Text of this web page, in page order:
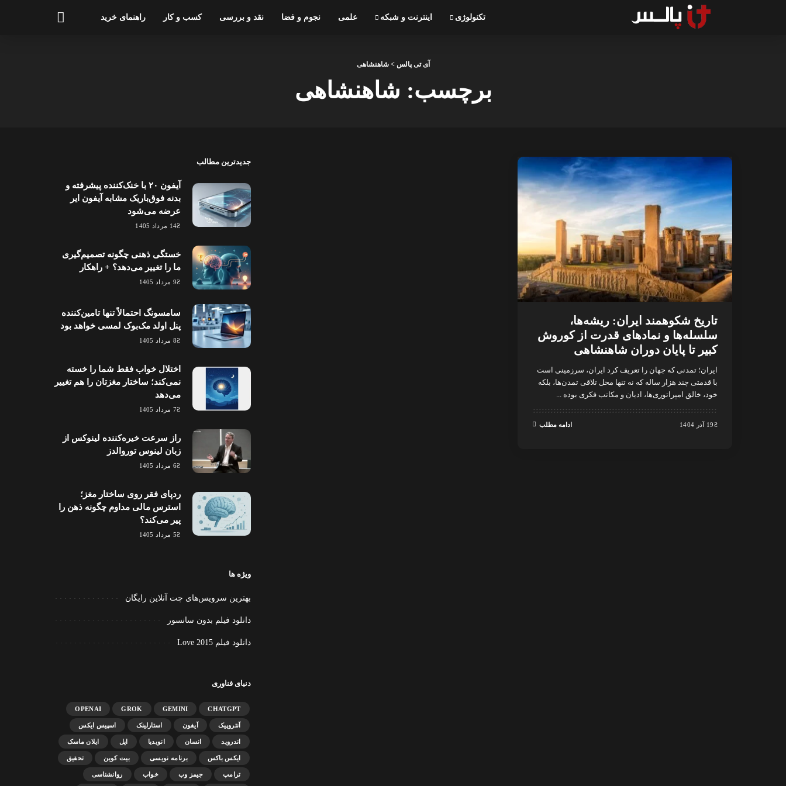
تکنولوژی اینترنت و شبکه علمی نجوم و فضا نقد و بررسی کسب و کار راهنمای خرید
آی تی پالس >شاهنشاهی
برچسب: شاهنشاهی
تاریخ شکوهمند ایران: ریشه‌ها،
سلسله‌ها و نمادهای قدرت از کوروش
کبیر تا پایان دوران شاهنشاهی
ایران؛ تمدنی که جهان را تعریف کرد ایران، سرزمینی است
با قدمتی چند هزار ساله که نه تنها محل تلاقی تمدن‌ها، بلکه
خود، خالق امپراتوری‌ها، ادیان و مکاتب فکری بوده
19 آذر 1404 ادامه مطلب
جدیدترین مطالب
آیفون ۲۰ با خنک‌کننده پیشرفته و
بدنه فوق‌باریک مشابه آیفون ایر
عرضه می‌شود
14 مرداد 1405
خستگی ذهنی چگونه تصمیم‌گیری
ما را تغییر می‌دهد؟ + راهکار
9 مرداد 1405
سامسونگ احتمالاً تنها تامین‌کننده
پنل اولد مک‌بوک لمسی خواهد بود
8 مرداد 1405
اختلال خواب فقط شما را خسته
نمی‌کند؛ ساختار مغزتان را هم تغییر
می‌دهد
7 مرداد 1405
راز سرعت خیره‌کننده لینوکس از
زبان لینوس توروالدز
6 مرداد 1405
ردپای فقر روی ساختار مغز؛
استرس مالی مداوم چگونه ذهن را
پیر می‌کند؟
5 مرداد 1405
ویژه ها
بهترین سرویس‌های چت آنلاین رایگان
دانلود فیلم بدون سانسور
دانلود فیلم Love 2015
دنیای فناوری
CHATGPT
GEMINI
GROK
OPENAI
آنتروپیک آیفون استارلینک اسپیس ایکس
اندروید انسان انویدیا اپل ایلان ماسک
ایکس باکس برنامه نویسی بیت کوین تحقیق
ترامپ جیمز وب خواب روانشناسی